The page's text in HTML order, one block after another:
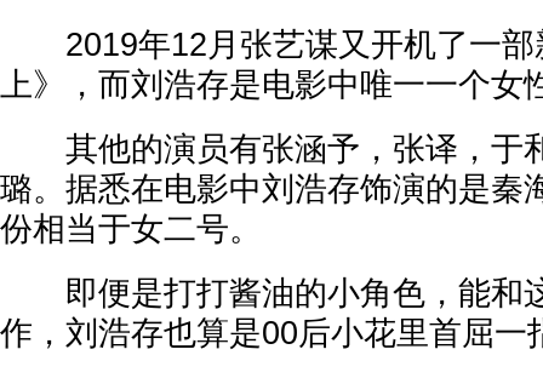
2019年12月张艺谋又开机了一部
上》，而刘浩存是电影中唯一一个女
其他的演员有张涵予，张译，于
璐。据悉在电影中刘浩存饰演的是秦
份相当于女二号。
即便是打打酱油的小角色，能和
作，刘浩存也算是00后小花里首屈一